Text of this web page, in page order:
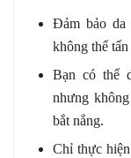
Đảm bảo da
không thể
Bạn có thể
nhưng
bắt nắng.
Chỉ thực